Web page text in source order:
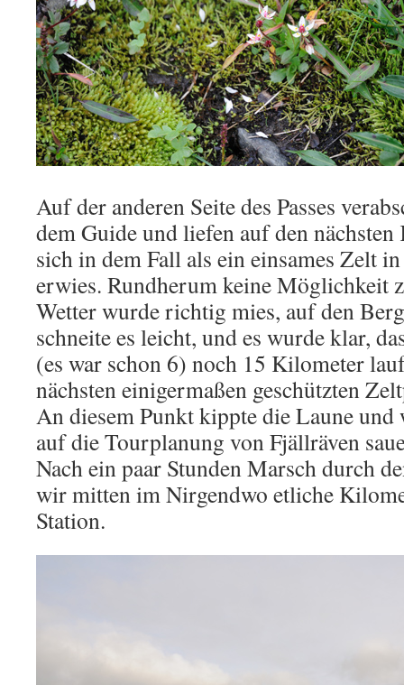
Auf der anderen Seite des Passes
dem Guide und liefen auf den
sich in dem Fall als ein einsames Zelt
erwies. Rundherum keine Möglichkeit
Wetter wurde richtig mies, auf den
schneite es leicht, und es wurde klar,
(es war schon 6) noch 15 Kilometer
nächsten einigermaßen geschützten
An diesem Punkt kippte die Laune
auf die Tourplanung von Fjällräven
Nach ein paar Stunden Marsch durch
wir mitten im Nirgendwo etliche
Station.